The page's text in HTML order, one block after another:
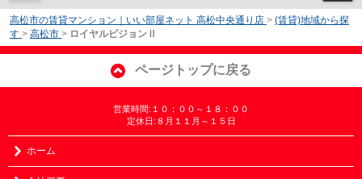
高松市の賃貸マンション｜いい部屋ネット 高松中央通り店 > (賃貸)地域から探
す > 高松市 > ロイヤルピジョンⅡ
ページトップに戻る
営業時間:１０：００～１８：００
定休日:８月１１月～１５日
ホーム